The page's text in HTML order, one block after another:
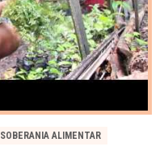
SOBERANIA ALIMENTAR